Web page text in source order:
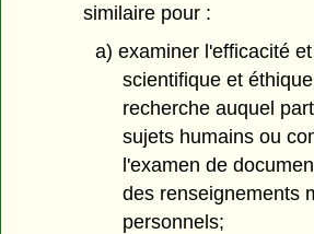
similaire pour :
a) examiner l'efficacité
scientifique et
recherche auquel
sujets humains ou
l'examen de
des renseignements
personnels;